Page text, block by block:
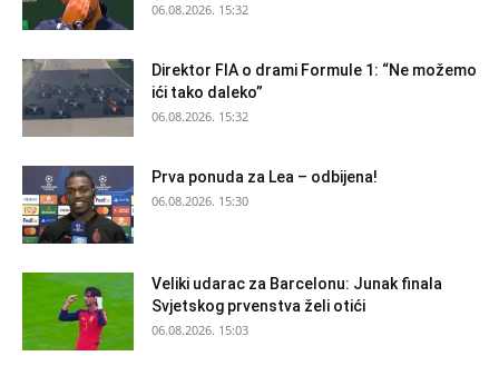
06.08.2026. 15:32
Direktor FIA o drami Formule 1: “Ne možemo
ići tako daleko”
06.08.2026. 15:32
Prva ponuda za Lea – odbijena!
06.08.2026. 15:30
Veliki udarac za Barcelonu: Junak finala
Svjetskog prvenstva želi otići
06.08.2026. 15:03